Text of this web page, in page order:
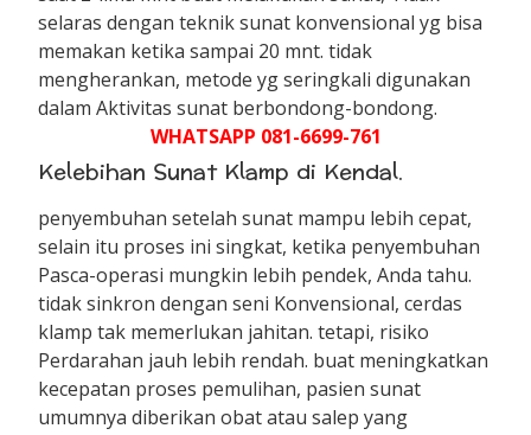
selaras dengan teknik sunat konvensional yg bisa
memakan ketika sampai 20 mnt. tidak
mengherankan, metode yg seringkali digunakan
dalam Aktivitas sunat berbondong-bondong.
WHATSAPP 081-6699-761
Kelebihan Sunat Klamp di Kendal.
penyembuhan setelah sunat mampu lebih cepat,
selain itu proses ini singkat, ketika penyembuhan
Pasca-operasi mungkin lebih pendek, Anda tahu.
tidak sinkron dengan seni Konvensional, cerdas
klamp tak memerlukan jahitan. tetapi, risiko
Perdarahan jauh lebih rendah. buat meningkatkan
kecepatan proses pemulihan, pasien sunat
umumnya diberikan obat atau salep yang